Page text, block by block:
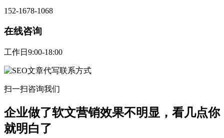
152-1678-1068
在线咨询
工作日9:00-18:00
扫一扫咨询我们
企业做了软文营销效果不明显，看几点你
就明白了